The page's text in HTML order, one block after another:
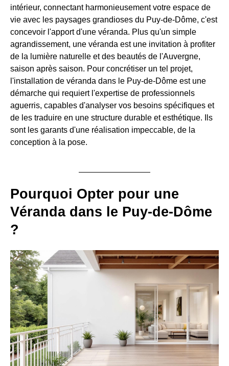
intérieur, connectant harmonieusement votre espace de
vie avec les paysages grandioses du Puy-de-Dôme, c'est
concevoir l'apport d'une véranda. Plus qu'un simple
agrandissement, une véranda est une invitation à profiter
de la lumière naturelle et des beautés de l'Auvergne,
saison après saison. Pour concrétiser un tel projet,
l'installation de véranda dans le Puy-de-Dôme est une
démarche qui requiert l'expertise de professionnels
aguerris, capables d'analyser vos besoins spécifiques et
de les traduire en une structure durable et esthétique. Ils
sont les garants d'une réalisation impeccable, de la
conception à la pose.
Pourquoi Opter pour une
Véranda dans le Puy-de-Dôme
?